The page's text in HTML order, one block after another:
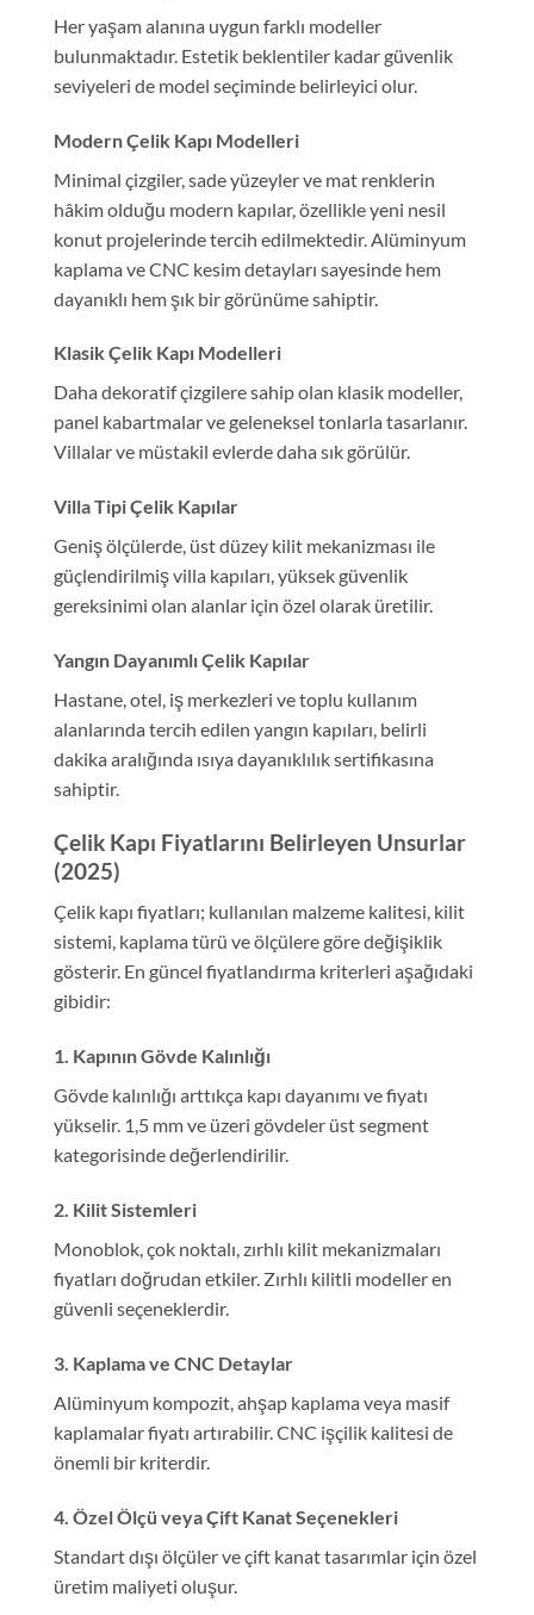
Her yaşam alanına uygun farklı modeller
bulunmaktadır. Estetik beklentiler kadar güvenlik
seviyeleri de model seçiminde belirleyici olur.
Modern Çelik Kapı Modelleri
Minimal çizgiler, sade yüzeyler ve mat renklerin
hâkim olduğu modern kapılar, özellikle yeni nesil
konut projelerinde tercih edilmektedir. Alüminyum
kaplama ve CNC kesim detayları sayesinde hem
dayanıklı hem şık bir görünüme sahiptir.
Klasik Çelik Kapı Modelleri
Daha dekoratif çizgilere sahip olan klasik modeller,
panel kabartmalar ve geleneksel tonlarla tasarlanır.
Villalar ve müstakil evlerde daha sık görülür.
Villa Tipi Çelik Kapılar
Geniş ölçülerde, üst düzey kilit mekanizması ile
güçlendirilmiş villa kapıları, yüksek güvenlik
gereksinimi olan alanlar için özel olarak üretilir.
Yangın Dayanımlı Çelik Kapılar
Hastane, otel, iş merkezleri ve toplu kullanım
alanlarında tercih edilen yangın kapıları, belirli
dakika aralığında ısıya dayanıklılık sertifikasına
sahiptir.
Çelik Kapı Fiyatlarını Belirleyen Unsurlar
(2025)
Çelik kapı fiyatları; kullanılan malzeme kalitesi, kilit
sistemi, kaplama türü ve ölçülere göre değişiklik
gösterir. En güncel fiyatlandırma kriterleri aşağıdaki
gibidir:
1. Kapının Gövde Kalınlığı
Gövde kalınlığı arttıkça kapı dayanımı ve fiyatı
yükselir. 1,5 mm ve üzeri gövdeler üst segment
kategorisinde değerlendirilir.
2. Kilit Sistemleri
Monoblok, çok noktalı, zırhlı kilit mekanizmaları
fiyatları doğrudan etkiler. Zırhlı kilitli modeller en
güvenli seçeneklerdir.
3. Kaplama ve CNC Detaylar
Alüminyum kompozit, ahşap kaplama veya masif
kaplamalar fiyatı artırabilir. CNC işçilik kalitesi de
önemli bir kriterdir.
4. Özel Ölçü veya Çift Kanat Seçenekleri
Standart dışı ölçüler ve çift kanat tasarımlar için özel
üretim maliyeti oluşur.